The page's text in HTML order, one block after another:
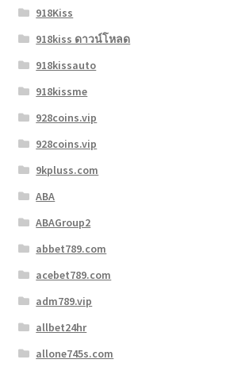
918Kiss
918kiss ดาวน์โหลด
918kissauto
918kissme
928coins.vip
928coins.vip
9kpluss.com
ABA
ABAGroup2
abbet789.com
acebet789.com
adm789.vip
allbet24hr
allone745s.com